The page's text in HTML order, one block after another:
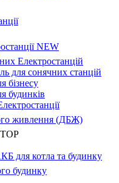
NEW
Електростанцій
для сонячних станцій
бізнесу
будинків
живлення (ДБЖ)
TOP
для котла та будинку
будинку